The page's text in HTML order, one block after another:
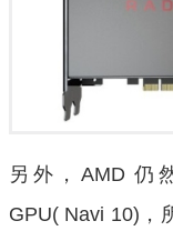
另外，AMD 仍
GPU( Navi 10)，